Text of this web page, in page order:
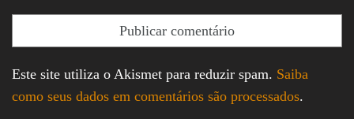
Este site utiliza o Akismet para reduzir spam. Saiba
como seus dados em comentários são processados.